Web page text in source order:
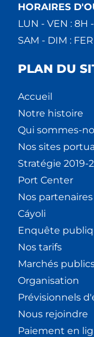
HORAIRES
LUN - VEN : 8H
SAM - DIM :
PLAN DU
Accueil
Notre histoire
Qui sommes-
Nos sites
Stratégie 2019-
Port Center
Nos partenaires
Cáyoli
Enquête
Nos tarifs
Marchés
Organisation
Prévisionnels
Nous rejoindre
Paiement en